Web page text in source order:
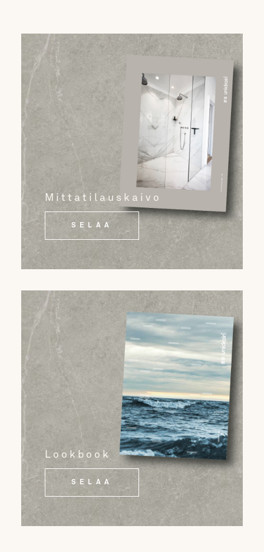
Mittatilauskaivo
SELAA
Lookbook
SELAA